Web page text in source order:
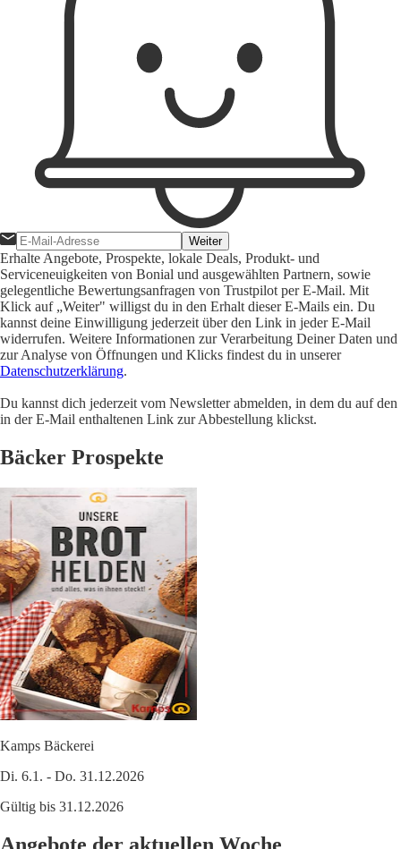
Weiter
Erhalte Angebote, Prospekte, lokale Deals, Produkt- und
Serviceneuigkeiten von Bonial und ausgewählten Partnern, sowie
gelegentliche Bewertungsanfragen von Trustpilot per E-Mail. Mit
Klick auf „Weiter" willigst du in den Erhalt dieser E-Mails ein. Du
kannst deine Einwilligung jederzeit über den Link in jeder E-Mail
widerrufen. Weitere Informationen zur Verarbeitung Deiner Daten und
zur Analyse von Öffnungen und Klicks findest du in unserer
Datenschutzerklärung.
Du kannst dich jederzeit vom Newsletter abmelden, in dem du auf den
in der E-Mail enthaltenen Link zur Abbestellung klickst.
Bäcker Prospekte
Kamps Bäckerei
Di. 6.1. - Do. 31.12.2026
Gültig bis 31.12.2026